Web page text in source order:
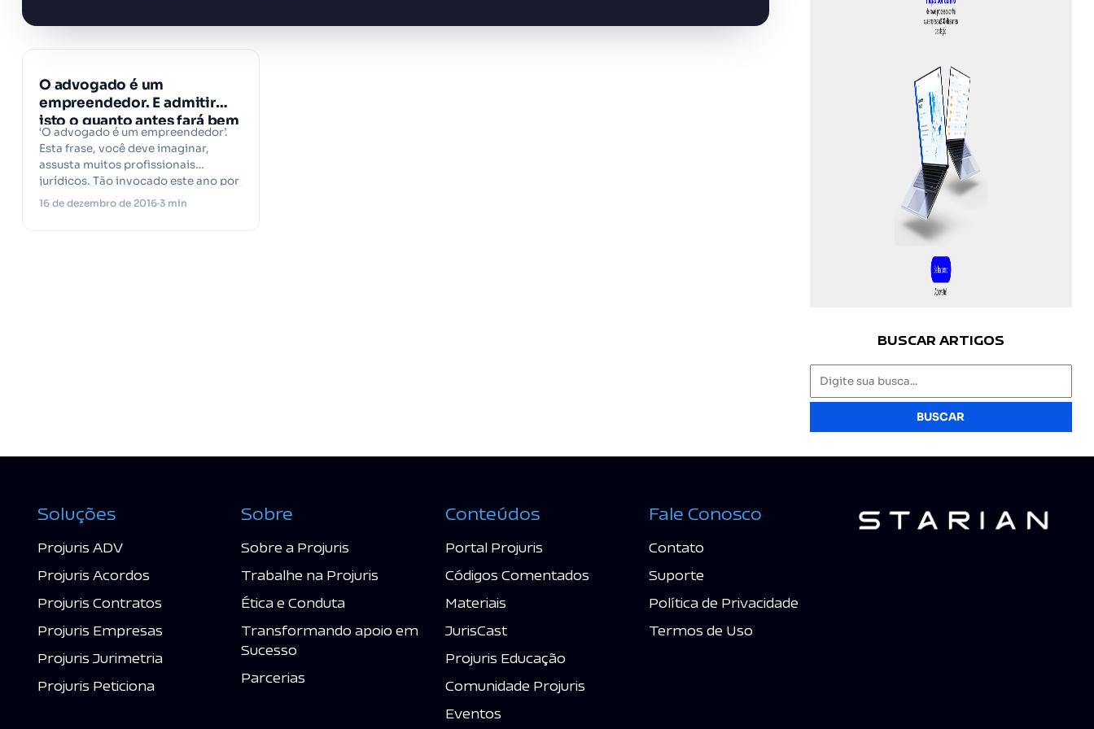
O advogado é um
empreendedor. E admitir
isto o quanto antes fará bem
para o seu negócio
‘O advogado é um empreendedor’.
Esta frase, você deve imaginar,
assusta muitos profissionais
jurídicos. Tão invocado este ano por
especialistas de outras…
16 de dezembro de 2016 3 min
BUSCAR ARTIGOS
BUSCAR
Soluções
Projuris ADV
Projuris Acordos
Projuris Contratos
Projuris Empresas
Projuris Jurimetria
Projuris Peticiona
Sobre
Sobre a Projuris
Trabalhe na Projuris
Ética e Conduta
Transformando apoio em
Sucesso
Parcerias
Conteúdos
Portal Projuris
Códigos Comentados
Materiais
JurisCast
Projuris Educação
Comunidade Projuris
Eventos
Fale Conosco
Contato
Suporte
Política de Privacidade
Termos de Uso